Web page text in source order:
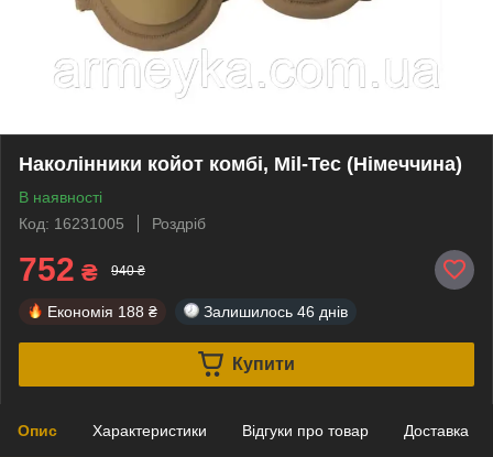
Наколінники койот комбі, Mil-Tec (Німеччина)
В наявності
Код: 16231005
Роздріб
752 ₴ 940 ₴
Економія 188 ₴ Залишилось 46 днів
Купити
Опис Характеристики Відгуки про товар Доставка